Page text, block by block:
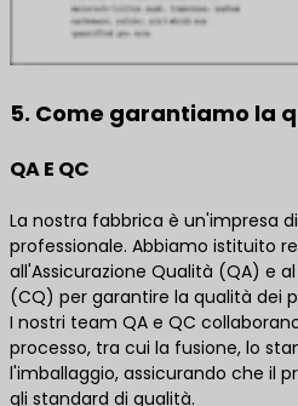
5. Come garantiamo la
QA E QC
La nostra fabbrica è un'impresa
professionale. Abbiamo istituito
all'Assicurazione Qualità (QA) e
(CQ) per garantire la qualità dei
I nostri team QA e QC
processo, tra cui la fusione, lo
l'imballaggio, assicurando che il
gli standard di qualità.